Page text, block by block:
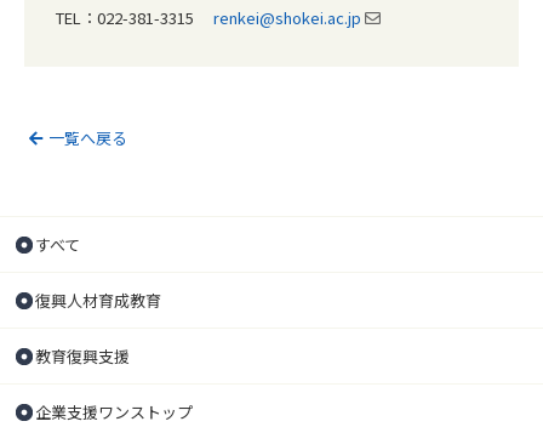
TEL：022-381-3315
renkei@shokei.ac.jp
一覧へ戻る
すべて
復興人材育成教育
教育復興支援
企業支援ワンストップ